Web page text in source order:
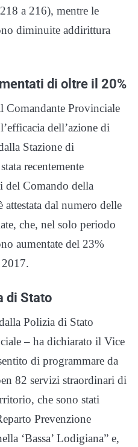
a 216), mentre le
diminuite addirittura
di oltre il 20%
Comandante Provinciale
dell’azione di
Stazione di
recentemente
del Comando della
attestata dal numero delle
che, nel solo periodo
aumentate del 23%
2017.
di Stato
Polizia di Stato
– ha dichiarato il Vice
di programmare da
82 servizi straordinari di
che sono stati
Prevenzione
‘Bassa’ Lodigiana” e,